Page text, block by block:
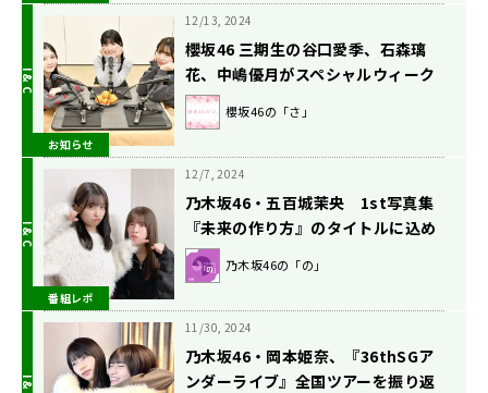
お知らせ
12/13, 2024
櫻坂46 三期生の谷口愛季、石森璃
花、中嶋優月がスペシャルウィーク
はこたつでトーク！ 『櫻坂46の
「さ」』12月15日（日）放送
櫻坂46の「さ」
番組レポ
12/7, 2024
乃木坂46・五百城茉央 1st写真集
『未来の作り方』のタイトルに込め
た想いとは？
乃木坂46の「の」
11/30, 2024
乃木坂46・岡本姫奈、『36thSGア
ンダーライブ』全国ツアーを振り返